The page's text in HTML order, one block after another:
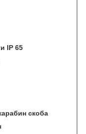
IP 65
скоба